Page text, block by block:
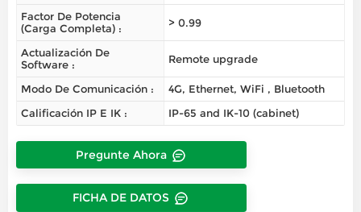
Factor De Potencia
(carga Completa) :
> 0.99
Actualización De
Software :
Remote upgrade
Modo De Comunicación :
4G, Ethernet, WiFi , Bluetooth
Calificación IP E IK :
IP-65 and IK-10 (cabinet)
Pregunte Ahora
FICHA DE DATOS